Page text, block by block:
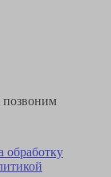
позвоним
обработку